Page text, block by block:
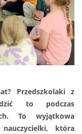
Przedszkolaki z
to podczas
To wyjątkowa
która